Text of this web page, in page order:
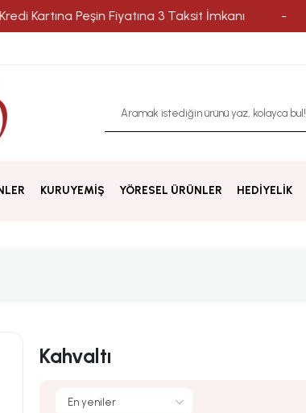
Kartına Peşin Fiyatına 3 Taksit İmkanı
KURUYEMİŞ YÖRESEL ÜRÜNLER HEDİYELİK
Kahvaltı